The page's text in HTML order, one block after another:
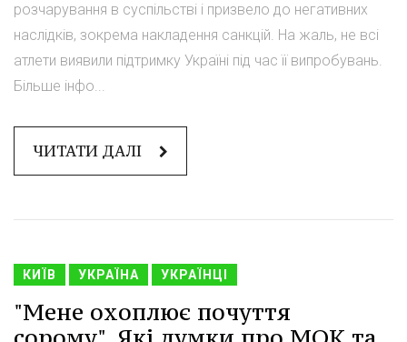
розчарування в суспільстві і призвело до негативних
наслідків, зокрема накладення санкцій. На жаль, не всі
атлети виявили підтримку Україні під час її випробувань.
Більше інфо...
ЧИТАТИ ДАЛІ
КИЇВ УКРАЇНА УКРАЇНЦІ
"Мене охоплює почуття